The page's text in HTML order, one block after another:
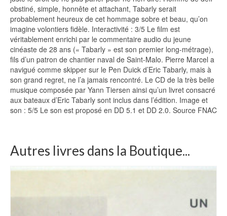
obstiné, simple, honnête et attachant, Tabarly serait
probablement heureux de cet hommage sobre et beau, qu’on
imagine volontiers fidèle. Interactivité : 3/5 Le film est
véritablement enrichi par le commentaire audio du jeune
cinéaste de 28 ans (« Tabarly » est son premier long-métrage),
fils d’un patron de chantier naval de Saint-Malo. Pierre Marcel a
navigué comme skipper sur le Pen Duick d’Eric Tabarly, mais à
son grand regret, ne l’a jamais rencontré. Le CD de la très belle
musique composée par Yann Tiersen ainsi qu’un livret consacré
aux bateaux d’Eric Tabarly sont inclus dans l’édition. Image et
son : 5/5 Le son est proposé en DD 5.1 et DD 2.0. Source FNAC
Autres livres dans la Boutique...